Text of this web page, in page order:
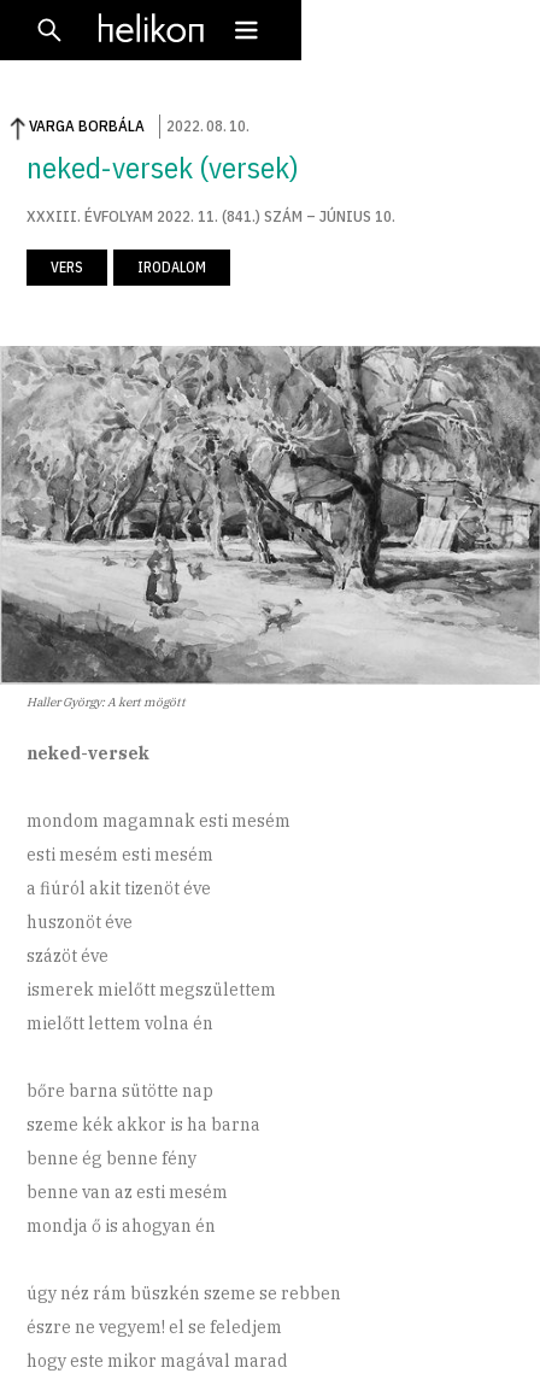
VARGA BORBÁLA 2022.08. 10.
neked-versek (versek)
XXXIII. ÉVFOLYAM 2022. 11. (841.) SZÁM – JÚNIUS 10.
VERS IRODALOM
Haller György: A kert mögött
neked-versek
mondom magamnak esti mesém
esti mesém esti mesém
a fiúról akit tizenöt éve
huszonöt éve
százöt éve
ismerek mielőtt megszülettem
mielőtt lettem volna én
bőre barna sütötte nap
szeme kék akkor is ha barna
benne ég benne fény
benne van az esti mesém
mondja ő is ahogyan én
úgy néz rám büszkén szeme se rebben
észre ne vegyem! el se feledjem
hogy este mikor magával marad